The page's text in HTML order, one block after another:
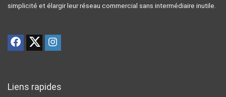
simplicité et élargir leur réseau commercial sans intermédiaire inutile.
Liens rapides